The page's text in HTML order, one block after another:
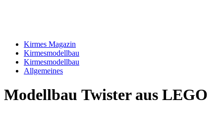
Kirmes Magazin
Kirmesmodellbau
Kirmesmodellbau
Allgemeines
Modellbau Twister aus LEGO